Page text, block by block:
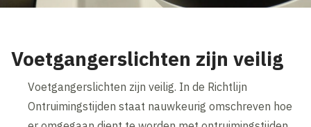
Voetgangerslichten zijn veilig
Voetgangerslichten zijn veilig. In de Richtlijn
Ontruimingstijden staat nauwkeurig omschreven hoe